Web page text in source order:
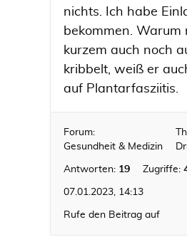
nichts. Ich habe
bekommen. Warum
kurzem auch noch
kribbelt, weiß er
auf Plantarfasziitis.
Forum:
Gesundheit & Medizin
Antworten: 19 Zugriffe:
07.01.2023, 14:13
Rufe den Beitrag auf